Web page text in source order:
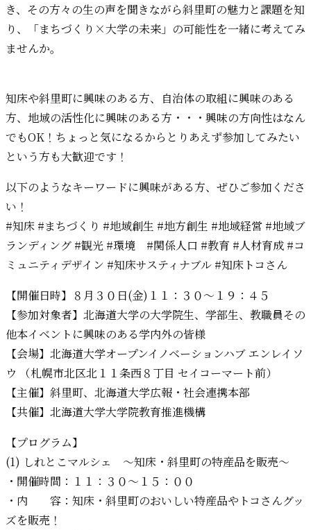
き、その方々の生の声を聞きながら斜里町の魅力と課題を知
り、「まちづくり×大学の未来」の可能性を一緒に考えてみ
ませんか。
知床や斜里町に興味のある方、自治体の取組に興味のある
方、地域の活性化に興味のある方・・・興味の方向性はなん
でもOK！ちょっと気になるからとりあえず参加してみたい
という方も大歓迎です！
以下のようなキーワードに興味がある方、ぜひご参加くださ
い！
#知床 #まちづくり #地域創生 #地方創生 #地域経営 #地域ブ
ランディング #観光 #環境 #関係人口 #教育 #人材育成 #コ
ミュニティデザイン #知床サスティナブル #知床トコさん
【開催日時】８月３０日(金)１１：３０～１９：４５
【参加対象者】北海道大学の大学院生、学部生、教職員その
他本イベントに興味のある学内外の皆様
【会場】北海道大学オープンイノベーションハブ エンレイソ
ウ （札幌市北区北１１条西８丁目 セイコーマート前）
【主催】斜里町、北海道大学広報・社会連携本部
【共催】北海道大学大学院教育推進機構
【プログラム】
(1) しれとこマルシェ ～知床・斜里町の特産品を販売～
・開催時間：１１：３０～１５：００
・内 容：知床・斜里町のおいしい特産品やトコさんグッ
ズを販売！